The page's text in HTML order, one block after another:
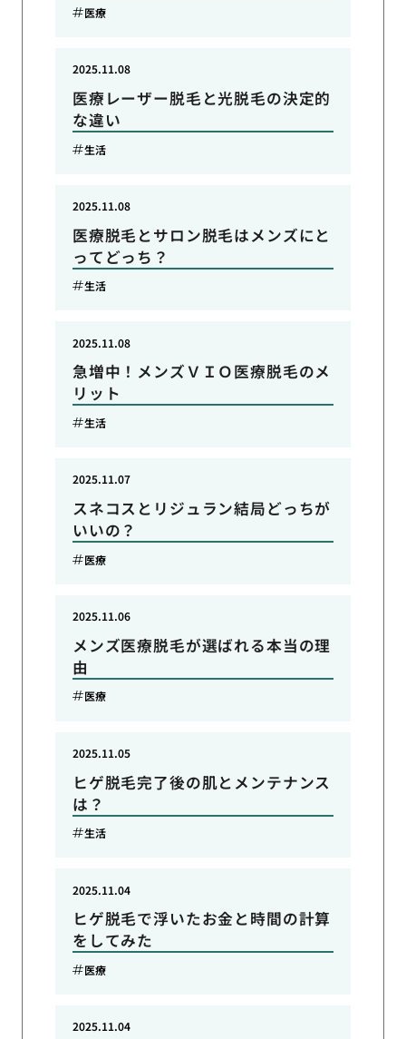
医療
医療レーザー脱毛と光脱毛の決定的
な違い
2025.11.08
生活
医療脱毛とサロン脱毛はメンズにと
ってどっち？
2025.11.08
生活
急増中！メンズＶＩＯ医療脱毛のメ
リット
2025.11.08
生活
スネコスとリジュラン結局どっちが
いいの？
2025.11.07
医療
メンズ医療脱毛が選ばれる本当の理
由
2025.11.06
医療
ヒゲ脱毛完了後の肌とメンテナンス
は？
2025.11.05
生活
ヒゲ脱毛で浮いたお金と時間の計算
をしてみた
2025.11.04
医療
2025.11.04